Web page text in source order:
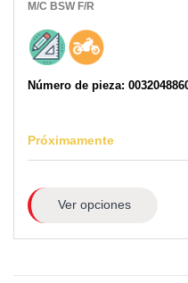
M/C BSW F/R
Número de pieza:
Próximamente
Ver opciones